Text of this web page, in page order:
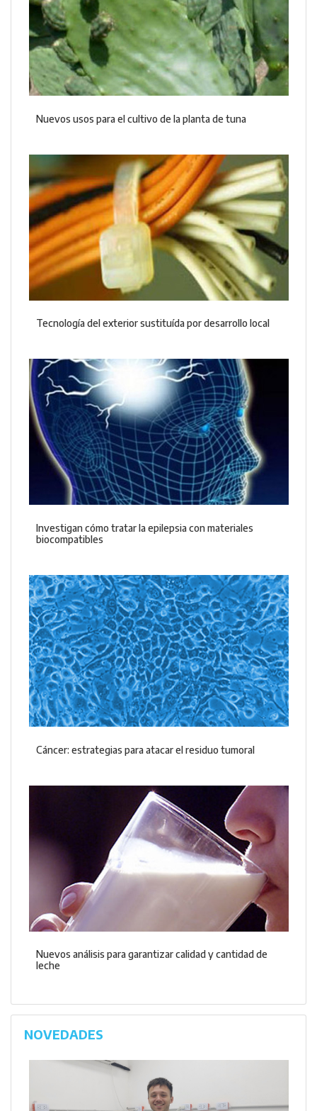
Nuevos usos para el cultivo de la planta de tuna
Tecnología del exterior sustituída por desarrollo local
Investigan cómo tratar la epilepsia con materiales
biocompatibles
Cáncer: estrategias para atacar el residuo tumoral
Nuevos análisis para garantizar calidad y cantidad de
leche
NOVEDADES